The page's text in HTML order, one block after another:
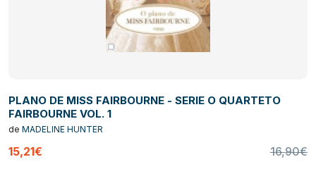
PLANO DE MISS FAIRBOURNE - SERIE O QUARTETO
FAIRBOURNE VOL. 1
de MADELINE HUNTER
15,21€ 16,90€